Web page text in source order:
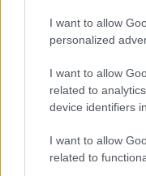
I want to allow
personalized
I want to allow
related to
device identifiers
I want to allow
related to
06/08/2026
στην Ιταλία Β’
Η FIVB σχεδιάζει
Πρωτάθλημα τον